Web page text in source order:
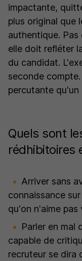
impactante,
plus original que
authentique.
elle doit refléter
du candidat.
seconde
percutante
Quels sont
rédhibitoires
Arriver sans
connaissance
qu'on n'aime pas
Parler en mal
capable de
recruteur se dira